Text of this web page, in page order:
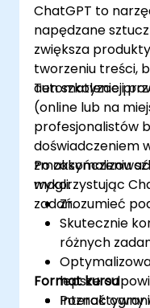
social
media, w tym
zarządzania
ChatGPT to
napędzane
zwiększa
tworzeniu treści,
automatyzacji
Ten szkolenie
(online lub na
profesjonalistów
doświadczeniem
wykorzystując
zadań.
Po zakończeniu
mogli:
Zrozumieć
Skutecznie
różnych
lepsze
Poznać
Format kursu
Interaktywny